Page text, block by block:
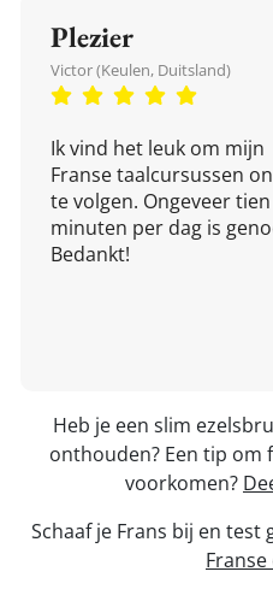
Plezier
Victor (Keulen, Duitsland)
Ik vind het leuk om mijn
Franse taalcursussen
te volgen. Ongeveer tien
minuten per dag is
Bedankt!
Heb je een slim
onthouden? Een tip om
voorkomen?
Schaaf je Frans bij en test